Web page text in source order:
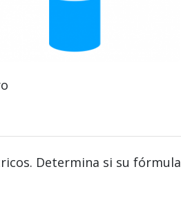
Determina si su fórmula